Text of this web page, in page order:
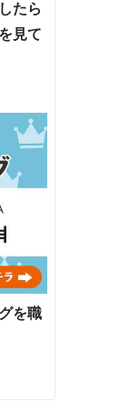
たら
見て
を職